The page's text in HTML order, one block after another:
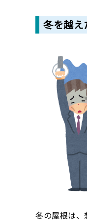
冬を越え
冬の屋根は、